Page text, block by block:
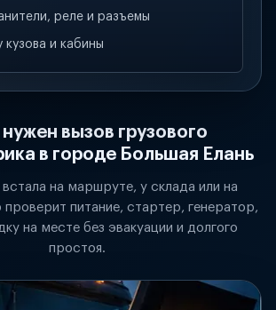
реле и разъемы
кузова и кабины
нужен вызов грузового
в городе Большая Елань
встала на маршруте, у склада или на
проверит питание, стартер, генератор,
на месте без эвакуации и долгого
простоя.